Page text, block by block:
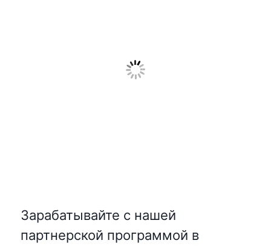
Зарабатывайте с нашей
партнерской программой в